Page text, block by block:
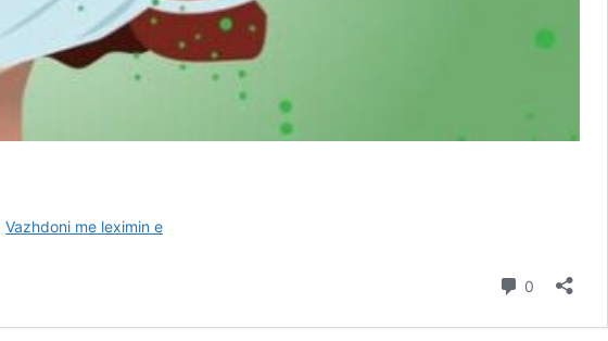
Vazhdoni me leximin eSA
0 Komente